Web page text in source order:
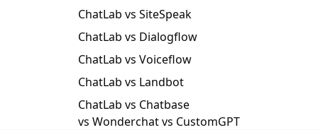
ChatLab vs SiteSpeak
ChatLab vs Dialogflow
ChatLab vs Voiceflow
ChatLab vs Landbot
ChatLab vs Chatbase
vs Wonderchat vs CustomGPT